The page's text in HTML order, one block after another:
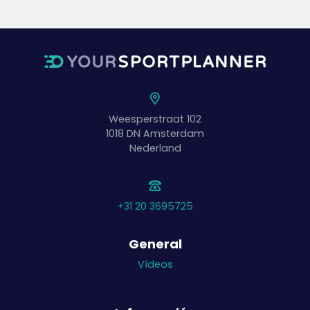
Weesperstraat 102
1018 DN Amsterdam
Nederland
+31 20 3695725
General
Vídeos